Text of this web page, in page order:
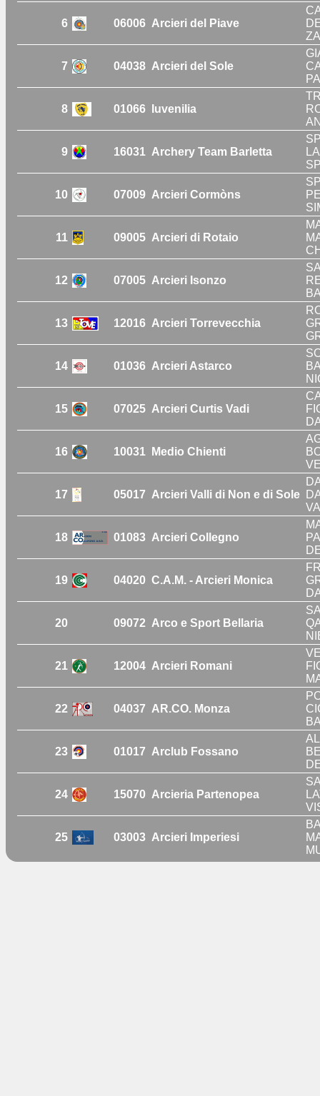
6 06006 Arcieri del Piave
7 04038 Arcieri del Sole
8 01066 Iuvenilia
9 16031 Archery Team Barletta
10 07009 Arcieri Cormòns
11 09005 Arcieri di Rotaio
12 07005 Arcieri Isonzo
13 12016 Arcieri Torrevecchia
14 01036 Arcieri Astarco
15 07025 Arcieri Curtis Vadi
16 10031 Medio Chienti
17 05017 Arcieri Valli di Non e di Sole
18 01083 Arcieri Collegno
19 04020 C.A.M. - Arcieri Monica
20 09072 Arco e Sport Bellaria
21 12004 Arcieri Romani
22 04037 AR.CO. Monza
23 01017 Arclub Fossano
24 15070 Arcieria Partenopea
25 03003 Arcieri Imperiesi